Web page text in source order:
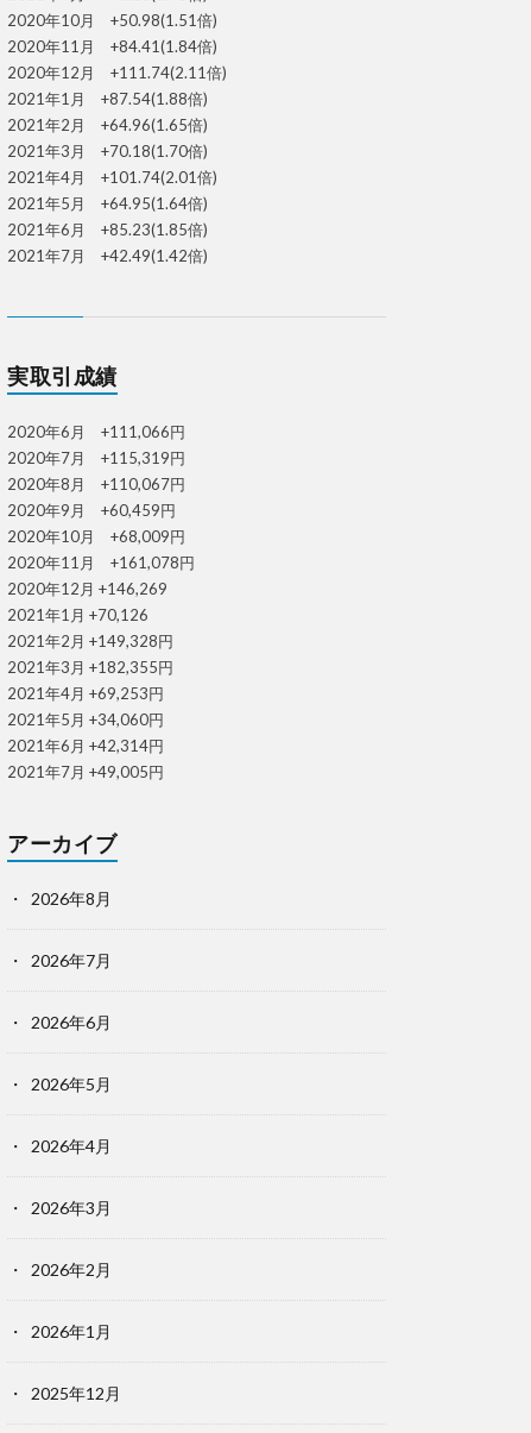
2020年10月 +50.98(1.51倍)
2020年11月 +84.41(1.84倍)
2020年12月 +111.74(2.11倍)
2021年1月 +87.54(1.88倍)
2021年2月 +64.96(1.65倍)
2021年3月 +70.18(1.70倍)
2021年4月 +101.74(2.01倍)
2021年5月 +64.95(1.64倍)
2021年6月 +85.23(1.85倍)
2021年7月 +42.49(1.42倍)
実取引成績
2020年6月 +111,066円
2020年7月 +115,319円
2020年8月 +110,067円
2020年9月 +60,459円
2020年10月 +68,009円
2020年11月 +161,078円
2020年12月 +146,269
2021年1月 +70,126
2021年2月 +149,328円
2021年3月 +182,355円
2021年4月 +69,253円
2021年5月 +34,060円
2021年6月 +42,314円
2021年7月 +49,005円
アーカイブ
2026年8月
2026年7月
2026年6月
2026年5月
2026年4月
2026年3月
2026年2月
2026年1月
2025年12月